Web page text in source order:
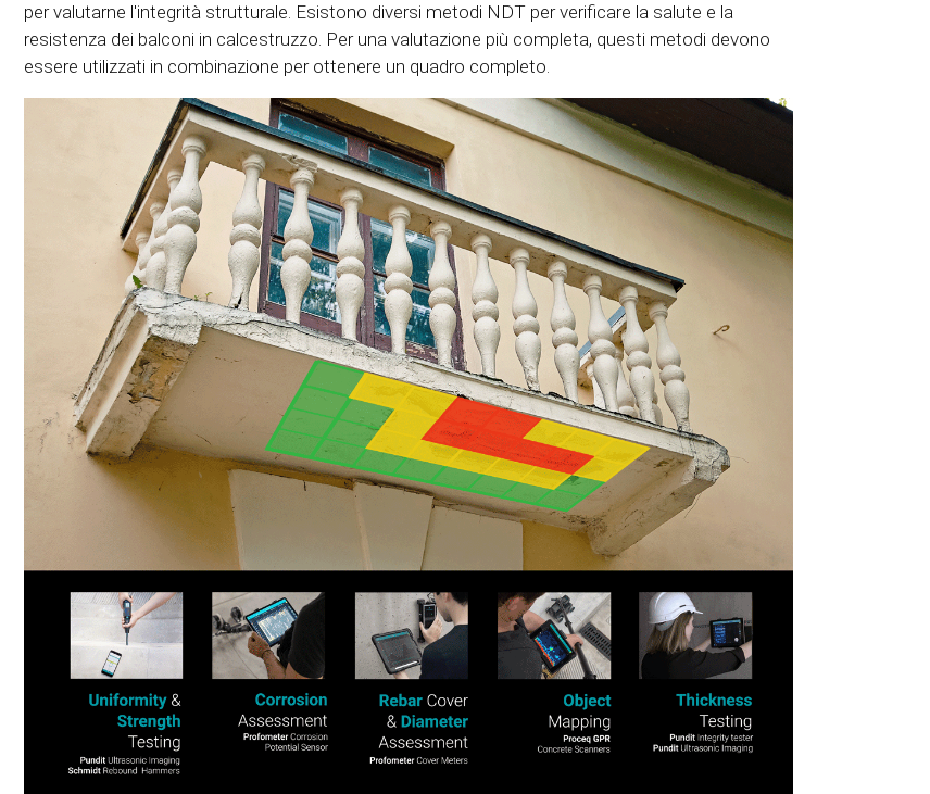
per valutarne l'integrità strutturale. Esistono diversi metodi NDT per verificare la salute e la
resistenza dei balconi in calcestruzzo. Per una valutazione più completa, questi metodi devono
essere utilizzati in combinazione per ottenere un quadro completo.